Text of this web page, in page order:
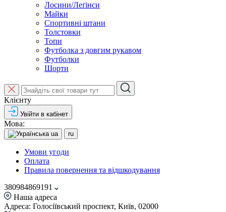
Лосини/Леґінси
Майки
Спортивні штани
Толстовки
Топи
Футболка з довгим рукавом
Футболки
Шорти
Клієнту
Увійти в кабінет
Мова:
ua ru
Умови угоди
Оплата
Правила повернення та відшкодування
380984869191
Наша адреса
Адреса: Голосіївський проспект, Київ, 02000